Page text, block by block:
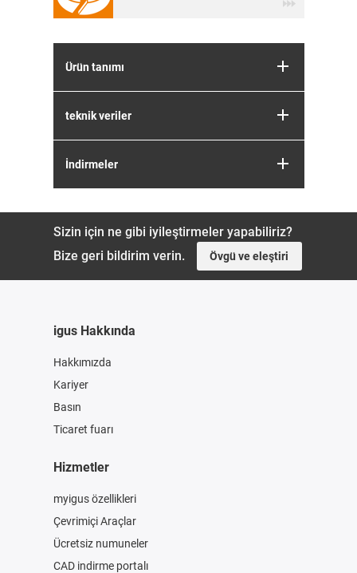
Ürün tanımı
teknik veriler
İndirmeler
Sizin için ne gibi iyileştirmeler yapabiliriz?
Bize geri bildirim verin.
Övgü ve eleştiri
igus Hakkında
Hakkımızda
Kariyer
Basın
Ticaret fuarı
Hizmetler
myigus özellikleri
Çevrimiçi Araçlar
Ücretsiz numuneler
CAD indirme portalı